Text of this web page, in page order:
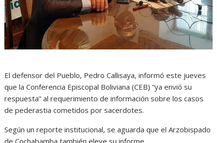
El defensor del Pueblo, Pedro Callisaya, informó este jueves
que la Conferencia Episcopal Boliviana (CEB) “ya envió su
respuesta” al requerimiento de información sobre los casos
de pederastia cometidos por sacerdotes.
Según un reporte institucional, se aguarda que el Arzobispado